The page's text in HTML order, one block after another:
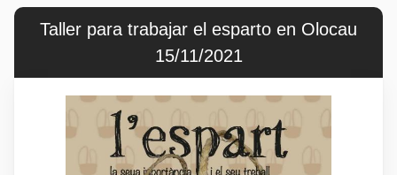
Taller para trabajar el esparto en Olocau
15/11/2021